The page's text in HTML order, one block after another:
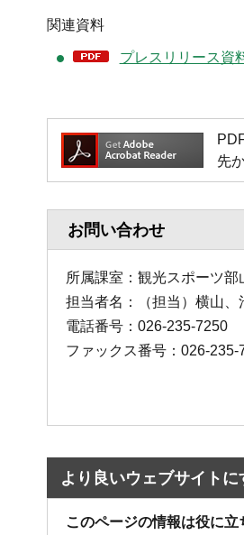
関連資料
プレスリリース資
先
お問い合わせ
所属課室：観光スポーツ部
担当者名：（担当）横山、
電話番号：026-235-7250
ファックス番号：026-235-
より良いウェブサイト
このページの情報は役に立